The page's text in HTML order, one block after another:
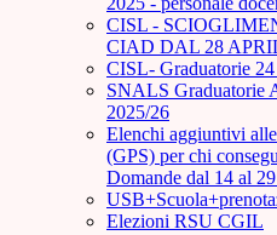
CISL -
CIAD DAL 28
CISL- Graduatorie 24
SNALS Graduatorie
2025/26
Elenchi aggiuntivi
(GPS) per chi
Domande dal 14 al
Elezioni RSU CGIL